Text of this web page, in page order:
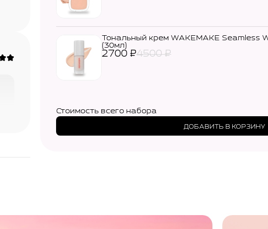
Тональный крем WAKEMAKE Seamless
(30мл)
2700 ₽4500₽
Стоимость всего набора
ДОБАВИТЬ В КОРЗИНУ